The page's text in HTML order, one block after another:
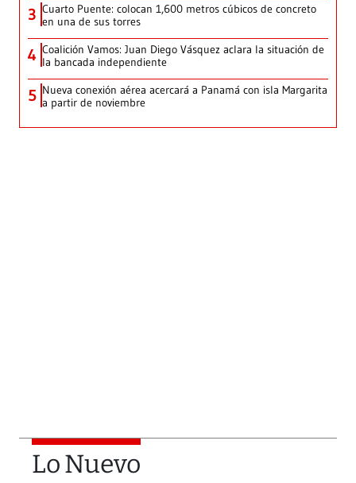
3 Cuarto Puente: colocan 1,600 metros cúbicos de concreto
en una de sus torres
4 Coalición Vamos: Juan Diego Vásquez aclara la situación de
la bancada independiente
5 Nueva conexión aérea acercará a Panamá con isla Margarita
a partir de noviembre
Lo Nuevo